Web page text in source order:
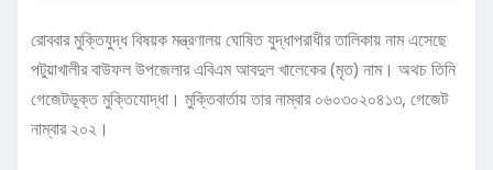
রোববার মুক্তিযুদ্ধ বিষয়ক মন্ত্রণালয় ঘোষিত যুদ্ধাপরাধীর তালিকায় নাম এসেছে
পটুয়াখালীর বাউফল উপজেলার এবিএম আবদুল খালেকের (মৃত) নাম। অথচ তিনি
গেজেটভূক্ত মুক্তিযোদ্ধা। মুক্তিবার্তায় তার নাম্বার ০৬০৩০২০৪১৩, গেজেট
নাম্বার ২০২।